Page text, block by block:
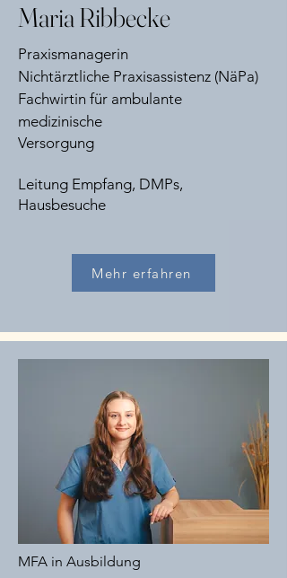
Maria Ribbecke
Praxismanagerin
Nichtärztliche Praxisassistenz ​ (NäPa)
Fachwirtin für ambulante
medizinische
Versorgung
Leitung Empfang, DMPs,
Hausbesuche​
Mehr erfahren
MFA in Ausbildung